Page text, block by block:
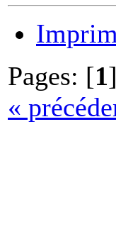
Pages: [1
«